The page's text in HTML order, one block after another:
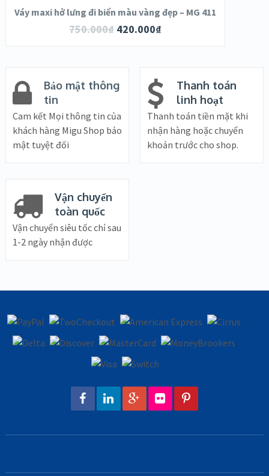
SALE!
Váy maxi hở lưng đi biển màu vàng đẹp – MG 411
750.000₫ 420.000₫
Bảo mật thông
tin
Cam kết Mọi thông tin của
khách hàng Migu Shop bảo
mật tuyệt đối
Thanh toán
linh hoạt
Thanh toán tiền mặt khi
nhận hàng hoặc chuyển
khoản trước cho shop.
Vận chuyển
toàn quốc
Vận chuyển siêu tốc chỉ sau
1-2 ngày nhận được